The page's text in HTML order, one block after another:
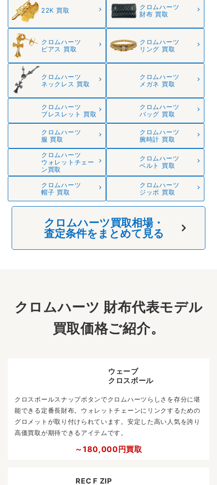
22K 買取
クロムハーツ
財布 買取
クロムハーツ
ピアス 買取
クロムハーツ
リング 買取
クロムハーツ
ネックレス 買取
クロムハーツ
メガネ 買取
クロムハーツ
ブレスレット 買取
クロムハーツ
バッグ 買取
クロムハーツ
服 買取
クロムハーツ
クロムハーツ
ウォレットチェー
ン買取
ベルト 買取
帽子 買取
ジッポ 買取
買取価格ご紹介。
ウェーブ
クロスボール
クロスボールスナップボタンでクロムハーツらしさを存分に堪
能できる定番長財布。ウォレットチェーンにリンクするための